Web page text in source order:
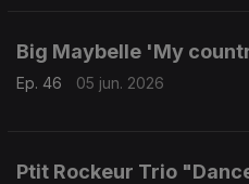
Big Maybelle 'My
Ep. 46 05 jun. 2026
Ptit Rockeur Trio